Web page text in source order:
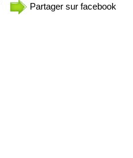
Partager sur facebook